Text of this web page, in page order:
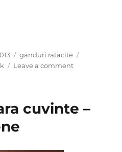
Categories
ganduri ratacite
Leave a commenton
de
cuvinte –